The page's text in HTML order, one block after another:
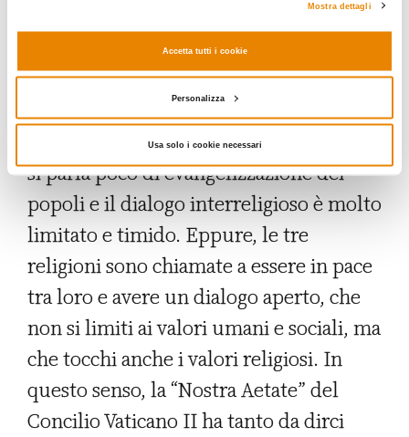
Mostra dettagli
Accetta tutti i cookie
Personalizza
Usa solo i cookie necessari
musulmano o cristiano, una pari dignità
umana. Tutto ciò ha spinto molti
cristiani a chiudersi nei ghetti,
rendendo più difficile lo slancio
missionario delle Chiese orientali. Oggi
si parla poco di evangelizzazione dei
popoli e il dialogo interreligioso è molto
limitato e timido. Eppure, le tre
religioni sono chiamate a essere in pace
tra loro e avere un dialogo aperto, che
non si limiti ai valori umani e sociali, ma
che tocchi anche i valori religiosi. In
questo senso, la “Nostra Aetate” del
Concilio Vaticano II ha tanto da dirci